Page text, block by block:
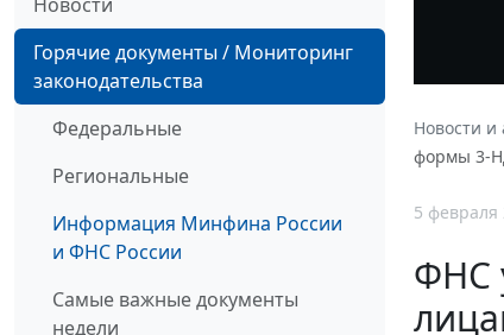
Горячие документы / Мониторинг
законодательства
Федеральные
Региональные
Информация Минфина России
и ФНС России
Самые важные документы
недели
Новости и
формы 3-
5 февраля
ФНС